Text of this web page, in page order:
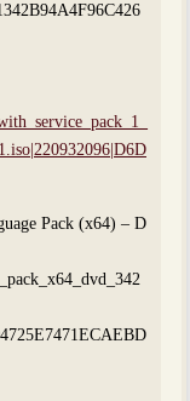
Pack (x64) – D